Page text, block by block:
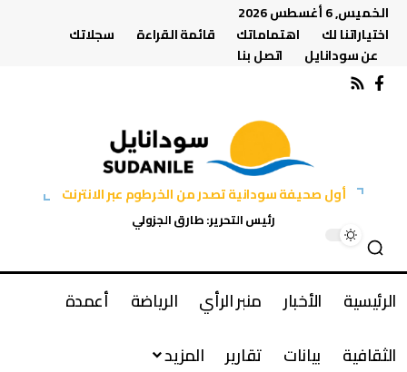
الخميس, 6 أغسطس 2026
اختياراتنا لك
اهتماماتك قائمة القراءة
سجلاتك
عن سودانايل
اتصل بنا
أول صحيفة سودانية تصدر من الخرطوم عبر الانترنت
رئيس التحرير: طارق الجزولي
الرئيسية الأخبار منبر الرأي الرياضة
أعمدة
الثقافية
بيانات تقارير المزيد